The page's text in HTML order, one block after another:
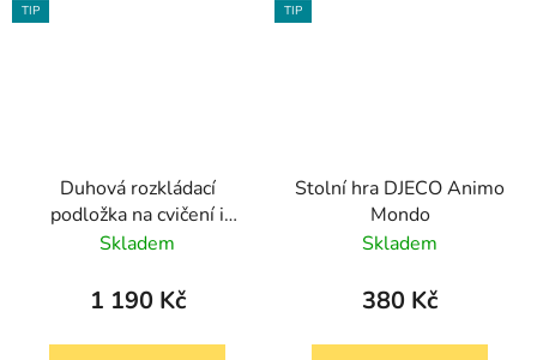
TIP
Duhová rozkládací
podložka na cvičení i
zábavu (198x74x4 cm)
Skladem
1 190 Kč
TIP
Stolní hra DJECO Animo
Mondo
Skladem
380 Kč